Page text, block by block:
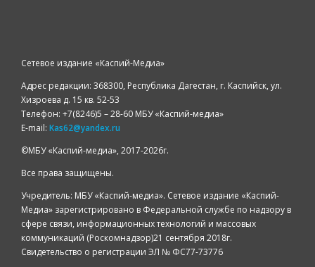
Сетевое издание «Каспий-Медиа»
Адрес редакции: 368300, Республика Дагестан, г. Каспийск, ул.
Хизроева д. 15 кв. 52-53
Телефон: +7(8246)5 – 28-60 МБУ «Каспий-медиа»
E-mail: Kas62@yandex.ru
©️МБУ «Каспий-медиа», 2017-2026г.
Все права защищены.
Учредитель: МБУ «Каспий-медиа». Сетевое издание «Каспий-
Медиа» зарегистрировано в Федеральной службе по надзору в
сфере связи, информационных технологий и массовых
коммуникаций (Роскомнадзор)21 сентября 2018г.
Свидетельство о регистрации ЭЛ № ФС77-73776